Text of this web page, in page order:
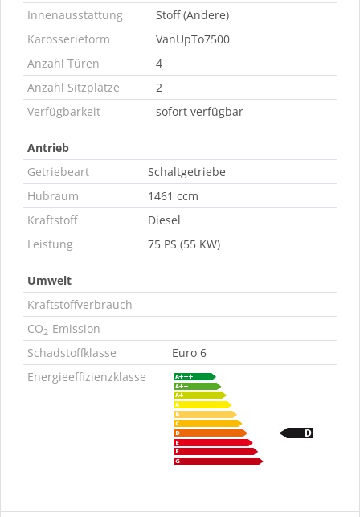
Innenausstattung
Stoff (Andere)
Karosserieform
VanUpTo7500
Anzahl Türen
4
Anzahl Sitzplätze
2
Verfügbarkeit
sofort verfügbar
Antrieb
Getriebeart
Schaltgetriebe
Hubraum
1461 ccm
Kraftstoff
Diesel
Leistung
75 PS (55 KW)
Umwelt
Kraftstoffverbrauch
CO2-Emission
Schadstoffklasse
Euro 6
Energieeffizienzklasse